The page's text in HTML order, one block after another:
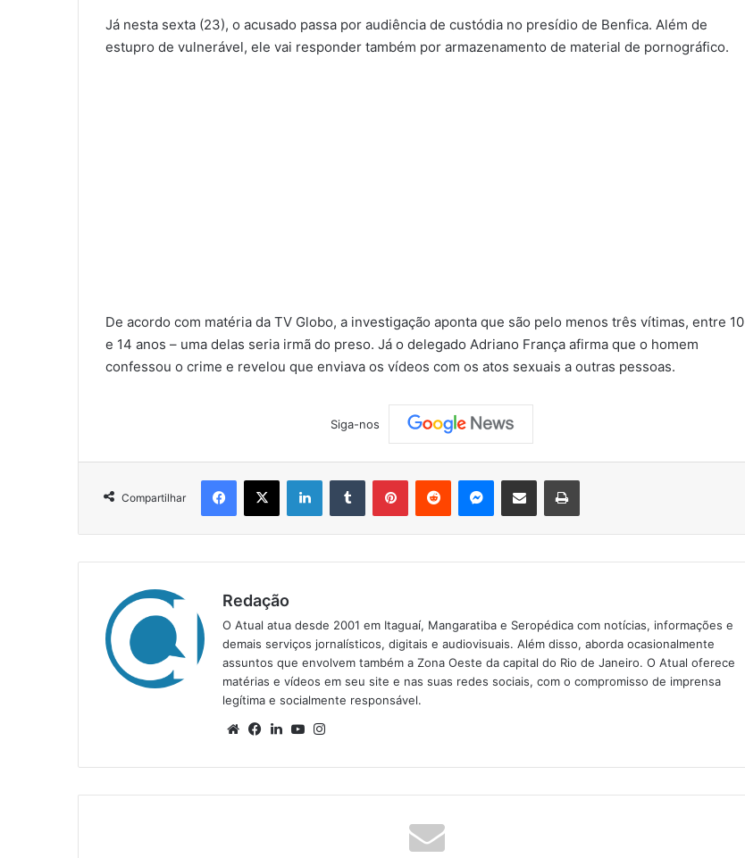
Já nesta sexta (23), o acusado passa por audiência de custódia no presídio de Benfica. Além de
estupro de vulnerável, ele vai responder também por armazenamento de material de pornográfico.
De acordo com matéria da TV Globo, a investigação aponta que são pelo menos três vítimas, entre 10
e 14 anos – uma delas seria irmã do preso. Já o delegado Adriano França afirma que o homem
confessou o crime e revelou que enviava os vídeos com os atos sexuais a outras pessoas.
Siga-nos
Compartilhar
Redação
O Atual atua desde 2001 em Itaguaí, Mangaratiba e Seropédica com notícias, informações e
demais serviços jornalísticos, digitais e audiovisuais. Além disso, aborda ocasionalmente
assuntos que envolvem também a Zona Oeste da capital do Rio de Janeiro. O Atual oferece
matérias e vídeos em seu site e nas suas redes sociais, com o compromisso de imprensa
legítima e socialmente responsável.
We
te
Fa
bo
ok
Lin
din
Yo
ub
e
ra
m